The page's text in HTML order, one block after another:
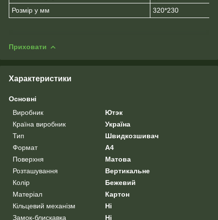
Розмір у мм
320*230
Приховати
Характеристики
Основні
Виробник
Ютэк
Країна виробник
Україна
Тип
Швидкозшивач
Формат
A4
Поверхня
Матова
Розташування
Вертикальне
Колір
Бежевий
Матеріал
Картон
Кільцевий механізм
Ні
Замок-блискавка
Ні